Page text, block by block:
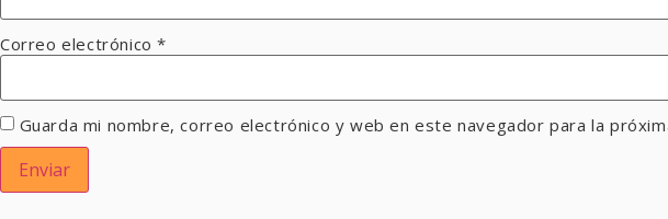
Correo electrónico*
Guarda mi nombre, correo electrónico y web en este navegador para la